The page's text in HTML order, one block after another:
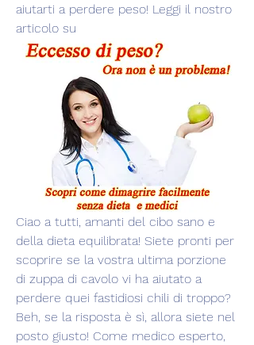
aiutarti a perdere peso! Leggi il nostro
articolo su
Ciao a tutti, amanti del cibo sano e
della dieta equilibrata! Siete pronti per
scoprire se la vostra ultima porzione
di zuppa di cavolo vi ha aiutato a
perdere quei fastidiosi chili di troppo?
Beh, se la risposta è sì, allora siete nel
posto giusto! Come medico esperto,